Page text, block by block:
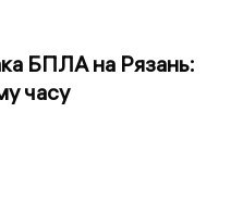
БПЛА на Рязань:
часу